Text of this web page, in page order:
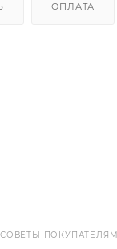
ОПЛАТА
СОВЕТЫ ПОКУПАТЕЛЯМ